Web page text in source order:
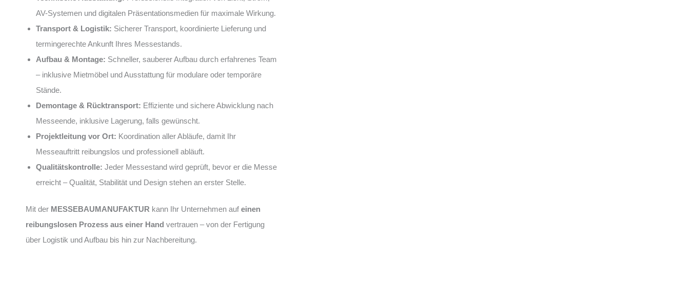
AV-Systemen und digitalen Präsentationsmedien für maximale Wirkung.
Transport & Logistik: Sicherer Transport, koordinierte Lieferung und
termingerechte Ankunft Ihres Messestands.
Aufbau & Montage: Schneller, sauberer Aufbau durch erfahrenes Team
– inklusive Mietmöbel und Ausstattung für modulare oder temporäre
Stände.
Demontage & Rücktransport: Effiziente und sichere Abwicklung nach
Messeende, inklusive Lagerung, falls gewünscht.
Projektleitung vor Ort: Koordination aller Abläufe, damit Ihr
Messeauftritt reibungslos und professionell abläuft.
Qualitätskontrolle: Jeder Messestand wird geprüft, bevor er die Messe
erreicht – Qualität, Stabilität und Design stehen an erster Stelle.
Mit der MESSEBAUMANUFAKTUR kann Ihr Unternehmen auf einen
reibungslosen Prozess aus einer Hand vertrauen – von der Fertigung
über Logistik und Aufbau bis hin zur Nachbereitung.